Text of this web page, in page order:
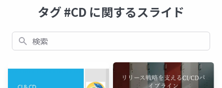
タグ #CD に関するスライド
検索